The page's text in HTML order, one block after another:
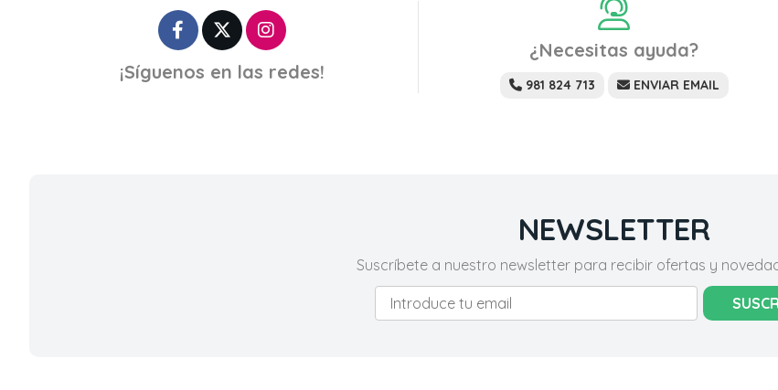
¡Síguenos en las redes!
¿Necesitas ayuda?
981 824 713 ENVIAR EMAIL
NEWSLETTER
Suscríbete a nuestro newsletter para recibir ofertas y